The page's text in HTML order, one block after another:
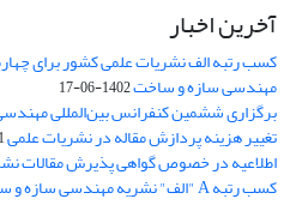
آخرین اخبار
کسب رتبه الف نشریات علمی کشور برای
مهندسی سازه و ساخت1402-06-17
برگزاری ششمین کنفرانس بین‌المللی
تغییر هزینه پردازش مقاله در نشریات علمی
اطلاعیه در خصوص گواهی پذیرش مقالات
کسب رتبه A "الف" نشریه مهندسی سازه و ساخت